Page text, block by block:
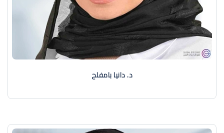
د. دانيا بامفلح